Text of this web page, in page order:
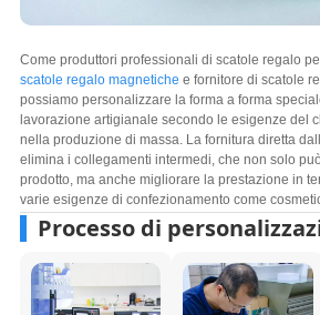
Come produttori professionali di scatole regalo
scatole regalo magnetiche e fornitore di scatole
possiamo personalizzare la forma a forma
lavorazione artigianale secondo le esigenze del
nella produzione di massa. La fornitura diretta
elimina i collegamenti intermedi, che non solo
prodotto, ma anche migliorare la prestazione in
varie esigenze di confezionamento come
Processo di